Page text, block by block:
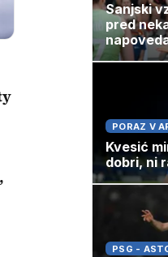
Sanjski
pred
PORAZ V
Kvesić
dobri, ni
PSG -